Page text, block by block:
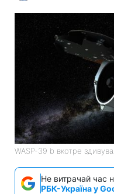
WASP-39 b вкотре
Не витрачай час
РБК-Україна у